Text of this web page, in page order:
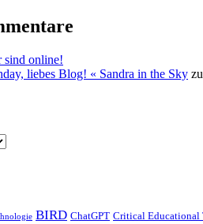
sind online!
liebes Blog! « Sandra in the Sky zu
BIRD ChatGPT Critical Educational